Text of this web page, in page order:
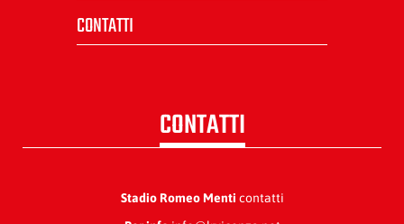
CONTATTI
CONTATTI
Stadio Romeo Menti contatti